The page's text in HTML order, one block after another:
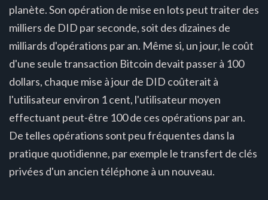
planète. Son opération de mise en lots peut traiter des
milliers de DID par seconde, soit des dizaines de
milliards d'opérations par an. Même si, un jour, le coût
d'une seule transaction Bitcoin devait passer à 100
dollars, chaque mise à jour de DID coûterait à
l'utilisateur environ 1 cent, l'utilisateur moyen
effectuant peut-être 100 de ces opérations par an.
De telles opérations sont peu fréquentes dans la
pratique quotidienne, par exemple le transfert de clés
privées d'un ancien téléphone à un nouveau.